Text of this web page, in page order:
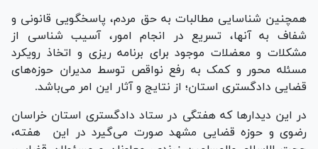
همچنین شناسایی مطالبات به حق مردم، پاسخگویی قانونی و
شفاف به آنها، تسریع در انجام امور، آسیب شناسی از
مشکلات و معضلات موجود برای برنامه ریزی و اتخاذ رویکرد
مسئله محور و کمک به رفع نواقص توسط مدیران حوزه‌های
قضایی دادگستری استان؛ از نتایج و آثار این امر می‌باشد.
در این دیدار‌ها که هفتگی در ستاد دادگستری استان خراسان
رضوی و حوزه قضایی مشهد صورت می‌گیرد در این هفته،